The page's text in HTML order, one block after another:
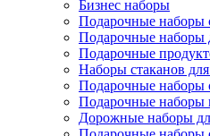
Бизнес наборы
Подарочные наборы
Подарочные наборы
Подарочные
Наборы стаканов
Подарочные наборы
Подарочные наборы
Дорожные наборы